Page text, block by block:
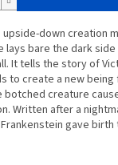
down creation
lays bare the dark
It tells the story of
to create a new
botched creature
Written after a
gave